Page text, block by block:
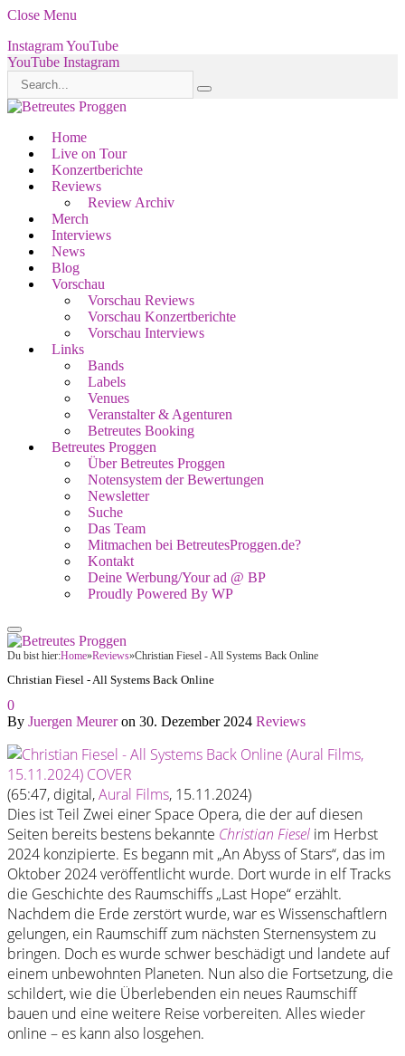
Close Menu
InstagramYouTube
YouTube Instagram
Home
Live on Tour
Konzertberichte
Reviews
Review Archiv
Merch
Interviews
News
Blog
Vorschau
Vorschau Reviews
Vorschau Konzertberichte
Vorschau Interviews
Links
Bands
Labels
Venues
Veranstalter & Agenturen
Betreutes Booking
Betreutes Proggen
Über Betreutes Proggen
Notensystem der Bewertungen
Newsletter
Suche
Das Team
Mitmachen bei BetreutesProggen.de?
Kontakt
Deine Werbung/Your ad @ BP
Proudly Powered By WP
Du bist hier:Home»Reviews»Christian Fiesel - All Systems Back Online
Christian Fiesel - All Systems Back Online
0
By Juergen Meurer on 30. Dezember 2024 Reviews
(65:47, digital,Aural Films, 15.11.2024)
Dies ist Teil Zwei einer Space Opera, die der auf diesen
Seiten bereits bestens bekannte Christian Fiesel im Herbst
2024 konzipierte. Es begann mit „An Abyss of Stars“, das im
Oktober 2024 veröffentlicht wurde. Dort wurde in elf Tracks
die Geschichte des Raumschiffs „Last Hope“ erzählt.
Nachdem die Erde zerstört wurde, war es Wissenschaftlern
gelungen, ein Raumschiff zum nächsten Sternensystem zu
bringen. Doch es wurde schwer beschädigt und landete auf
einem unbewohnten Planeten. Nun also die Fortsetzung, die
schildert, wie die Überlebenden ein neues Raumschiff
bauen und eine weitere Reise vorbereiten. Alles wieder
online – es kann also losgehen.